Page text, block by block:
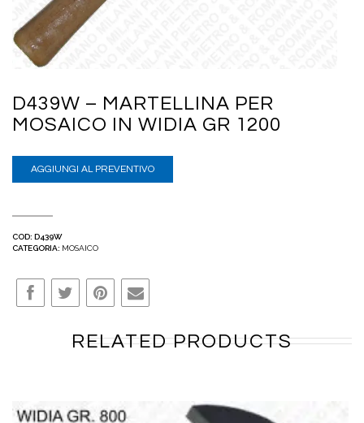
D439W – MARTELLINA PER
MOSAICO IN WIDIA GR 1200
AGGIUNGI AL PREVENTIVO
COD: D439W
CATEGORIA: MOSAICO
RELATED PRODUCTS